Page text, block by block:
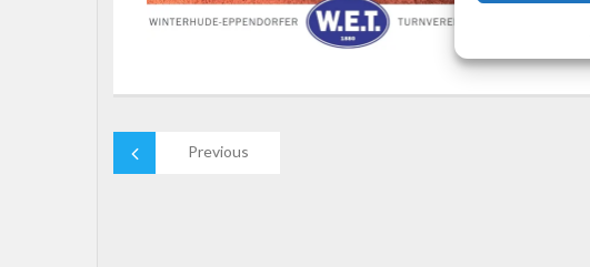
Previous